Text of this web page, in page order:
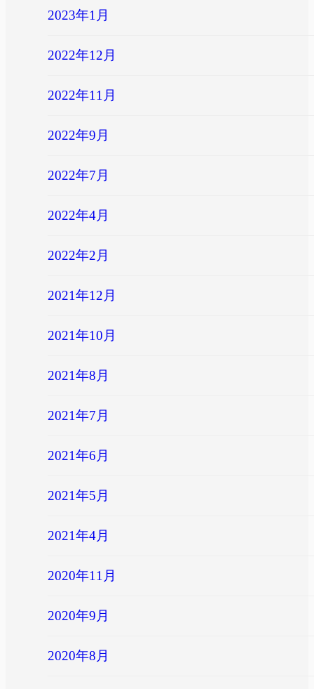
2023年1月
2022年12月
2022年11月
2022年9月
2022年7月
2022年4月
2022年2月
2021年12月
2021年10月
2021年8月
2021年7月
2021年6月
2021年5月
2021年4月
2020年11月
2020年9月
2020年8月